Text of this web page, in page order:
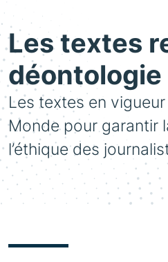
Les textes
Les textes en
Monde pour garantir
l’éthique des